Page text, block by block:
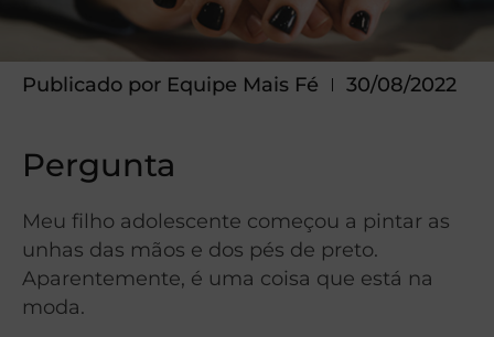
Publicado por Equipe Mais Fé 30/08/2022
Pergunta
Meu filho adolescente começou a pintar as
unhas das mãos e dos pés de preto.
Aparentemente, é uma coisa que está na
moda.